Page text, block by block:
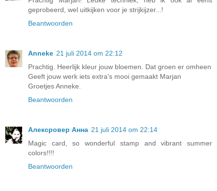
geprobeerd, wel uitkijken voor je strijkijzer...!
Beantwoorden
Anneke 21 juli 2014 om 22:12
Prachtig. Heerlijk kleur jouw bloemen. Dat groen er omheen
Geeft jouw werk iets extra's mooi gemaakt Marjan
Groetjes Anneke.
Beantwoorden
Алексровер Анна 21 juli 2014 om 22:14
Magic card, so wonderful stamp and vibrant summer
colors!!!!
Beantwoorden